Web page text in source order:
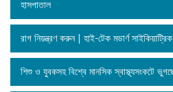
হাসপাতাল
রাগ নিয়ন্ত্রণ করুন | হাই-টেক মডার্ণ
শিশু ও যুবকসহ বিশ্বে মানসিক স্বাস্থ্যসংকটে